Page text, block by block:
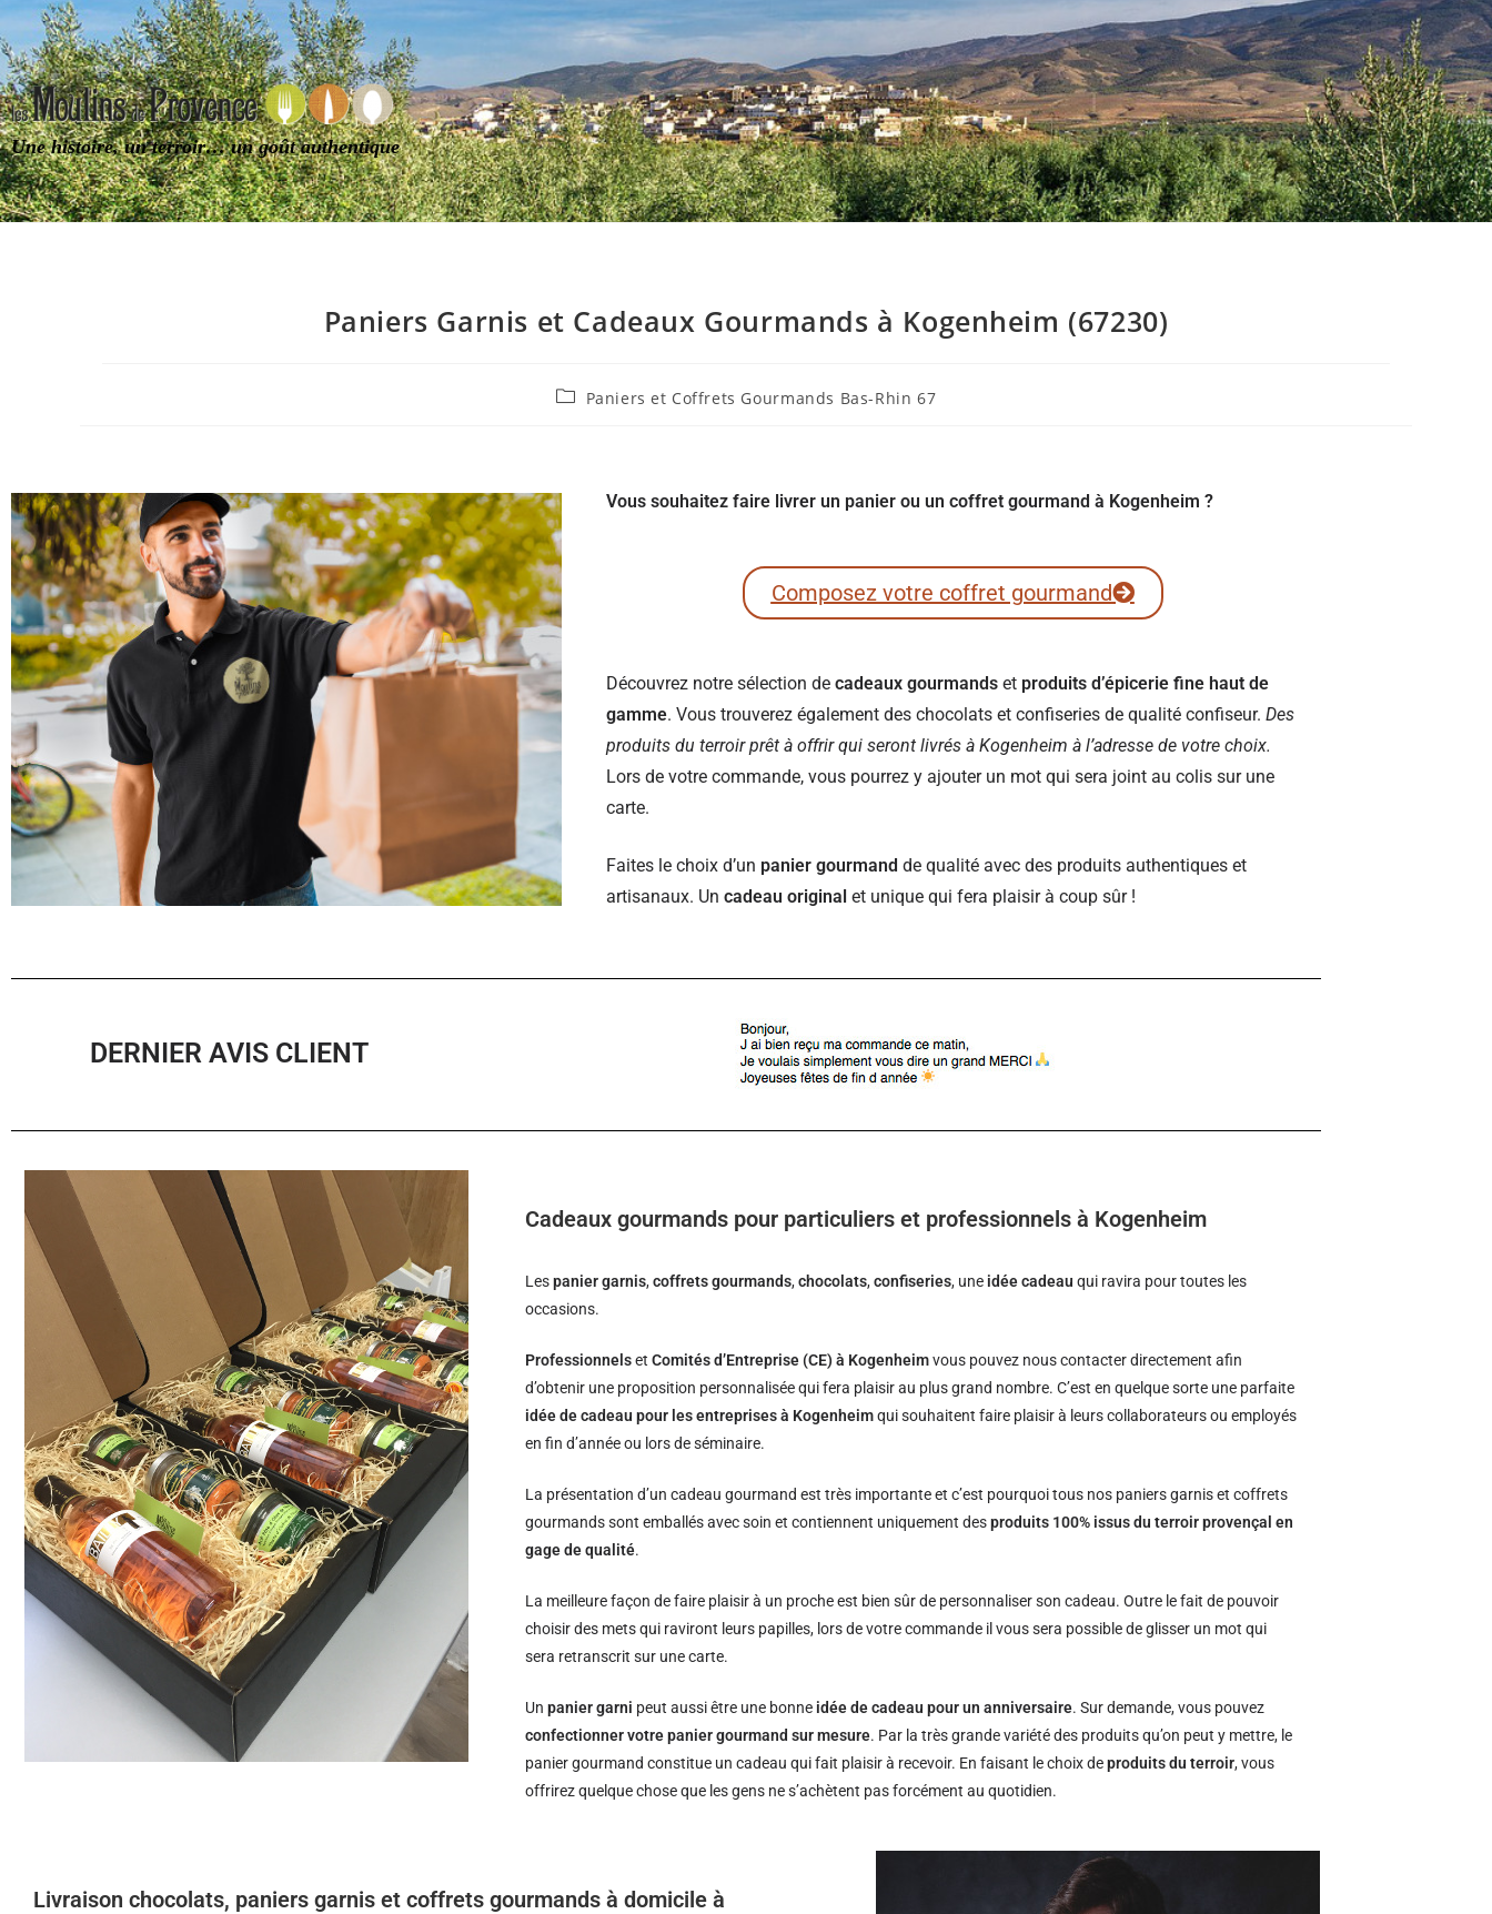
Une histoire, un terroir… un goût authentique
Paniers Garnis et Cadeaux Gourmands à Kogenheim (67230)
Paniers et Coffrets Gourmands Bas-Rhin 67
Vous souhaitez faire livrer un panier ou un coffret gourmand à Kogenheim ?
Composez votre coffret gourmand
Découvrez notre sélection de cadeaux gourmands et produits d’épicerie fine haut de
gamme. Vous trouverez également des chocolats et confiseries de qualité confiseur. Des
produits du terroir prêt à offrir qui seront livrés à Kogenheim à l’adresse de votre choix.
Lors de votre commande, vous pourrez y ajouter un mot qui sera joint au colis sur une
carte.
Faites le choix d’un panier gourmand de qualité avec des produits authentiques et
artisanaux. Un cadeau original et unique qui fera plaisir à coup sûr !
DERNIER AVIS CLIENT
Cadeaux gourmands pour particuliers et professionnels à Kogenheim
Lespanier garnis,coffrets gourmands,chocolats,confiseries, une idée cadeau qui ravira pour toutes les
occasions.
ProfessionnelsetComités d’Entreprise (CE) à Kogenheimvous pouvez nous contacter directement afin
d’obtenir une proposition personnalisée qui fera plaisir au plus grand nombre. C’est en quelque sorte une parfaite
idée de cadeau pour les entreprises à Kogenheimqui souhaitent faire plaisir à leurs collaborateurs ou employés
en fin d’année ou lors de séminaire.
La présentation d’un cadeau gourmand est très importante et c’est pourquoi tous nos paniers garnis et coffrets
gourmands sont emballés avec soin et contiennent uniquement desproduits 100% issus du terroir provençal en
gage de qualité.
La meilleure façon de faire plaisir à un proche est bien sûr de personnaliser son cadeau. Outre le fait de pouvoir
choisir des mets qui raviront leurs papilles, lors de votre commande il vous sera possible de glisser un mot qui
sera retranscrit sur une carte.
Unpanier garni peut aussi être une bonne idée de cadeau pour un anniversaire. Sur demande, vous pouvez
confectionner votre panier gourmand sur mesure. Par la très grande variété des produits qu’on peut y mettre, le
panier gourmand constitue un cadeau qui fait plaisir à recevoir. En faisant le choix deproduits du terroir, vous
offrirez quelque chose que les gens ne s’achètent pas forcément au quotidien.
Livraison chocolats, paniers garnis et coffrets gourmands à domicile à